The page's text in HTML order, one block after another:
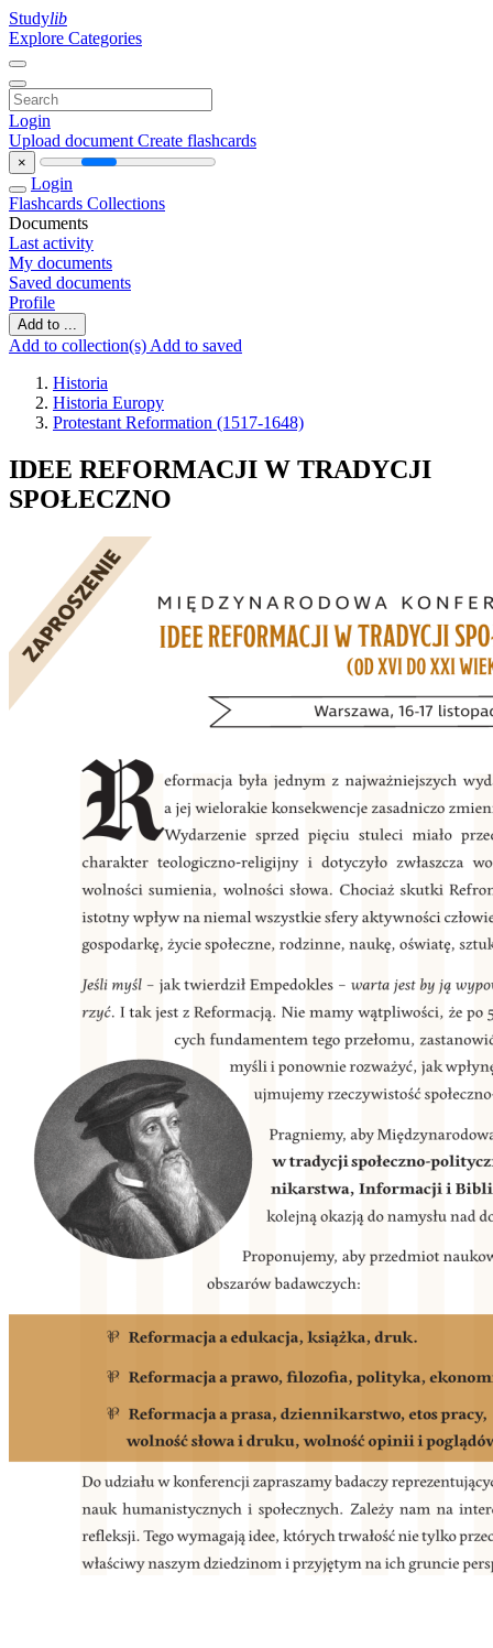
Studylib
Explore Categories
Login
Upload document Create flashcards
×
Login
Flashcards Collections
Documents
Last activity
My documents
Saved documents
Profile
Add to ...
Add to collection(s) Add to saved
Historia
Historia Europy
Protestant Reformation (1517-1648)
IDEE REFORMACJI W TRADYCJI
SPOŁECZNO